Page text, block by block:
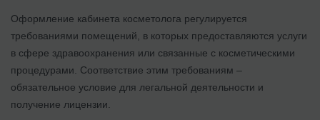
Оформление кабинета косметолога регулируется
требованиями помещений, в которых предоставляются услуги
в сфере здравоохранения или связанные с косметическими
процедурами. Соответствие этим требованиям –
обязательное условие для легальной деятельности и
получение лицензии.